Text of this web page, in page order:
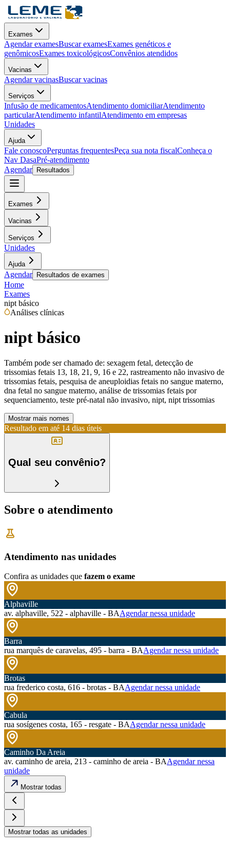
Exames
Agendar examesBuscar examesExames genéticos e
genômicosExames toxicológicosConvênios atendidos
Vacinas
Agendar vacinasBuscar vacinas
Serviços
Infusão de medicamentosAtendimento domiciliarAtendimento
particularAtendimento infantilAtendimento em empresas
Unidades
Ajuda
Fale conoscoPerguntas frequentesPeça sua nota fiscalConheça o
Nav DasaPré-atendimento
Agendar
Resultados
Exames
Vacinas
Serviços
Unidades
Ajuda
Agendar Resultados de exames
Home
Exames
nipt básico
Análises clínicas
nipt básico
Também pode ser chamado de: sexagem fetal, detecção de
trissomias fetais 13, 18, 21, 9, 16 e 22, rastreamento não invasivo de
trissomias fetais, pesquisa de aneuploidias fetais no sangue materno,
dna fetal no sangue materno, análise de trissomias fetais por
sequenciamento, teste pré-natal não invasivo, nipt, nipt trissomias
Mostrar mais nomes
Resultado em até 14 dias úteis
Qual seu convênio?
Sobre o atendimento
Atendimento nas unidades
Confira as unidades que fazem o exame
Alphaville
av. alphaville, 522 - alphaville - BAAgendar nessa unidade
Barra
rua marquês de caravelas, 495 - barra - BAAgendar nessa unidade
Brotas
rua frederico costa, 616 - brotas - BAAgendar nessa unidade
Cabula
rua sosígenes costa, 165 - resgate - BAAgendar nessa unidade
Caminho Da Areia
av. caminho de areia, 213 - caminho de areia - BAAgendar nessa
unidade
Mostrar todas
Mostrar todas as unidades